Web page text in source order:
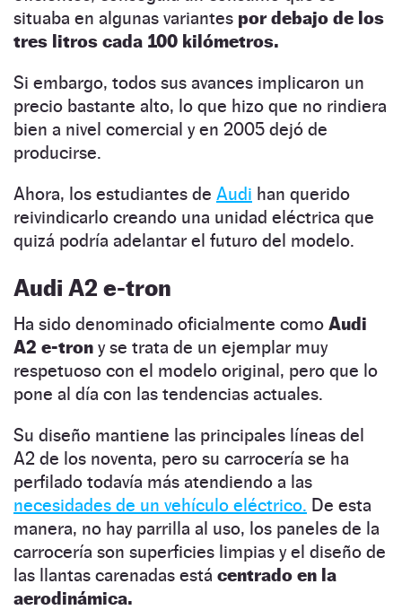
situaba en algunas variantes por debajo de los
tres litros cada 100 kilómetros.
Si embargo, todos sus avances implicaron un
precio bastante alto, lo que hizo que no rindiera
bien a nivel comercial y en 2005 dejó de
producirse.
Ahora, los estudiantes de Audi han querido
reivindicarlo creando una unidad eléctrica que
quizá podría adelantar el futuro del modelo.
Audi A2 e-tron
Ha sido denominado oficialmente como Audi
A2 e-tron y se trata de un ejemplar muy
respetuoso con el modelo original, pero que lo
pone al día con las tendencias actuales.
Su diseño mantiene las principales líneas del
A2 de los noventa, pero su carrocería se ha
perfilado todavía más atendiendo a las
necesidades de un vehículo eléctrico. De esta
manera, no hay parrilla al uso, los paneles de la
carrocería son superficies limpias y el diseño de
las llantas carenadas está centrado en la
aerodinámica.